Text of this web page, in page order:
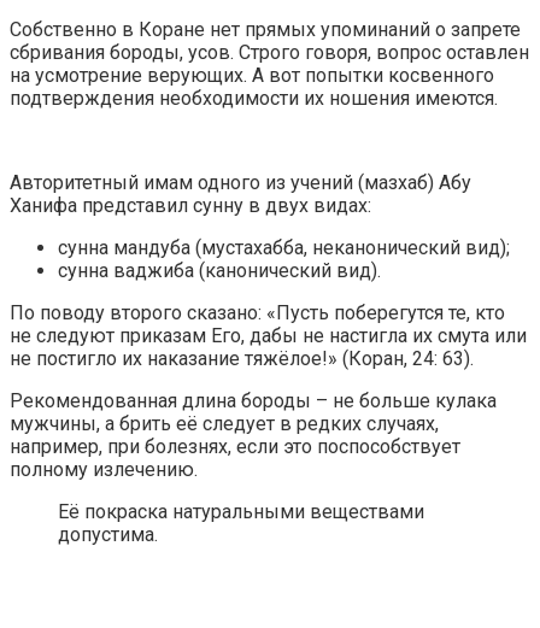
Собственно в Коране нет прямых упоминаний о запрете
сбривания бороды, усов. Строго говоря, вопрос оставлен
на усмотрение верующих. А вот попытки косвенного
подтверждения необходимости их ношения имеются.
Авторитетный имам одного из учений (мазхаб) Абу
Ханифа представил сунну в двух видах:
сунна мандуба (мустахабба, неканонический вид);
сунна ваджиба (канонический вид).
По поводу второго сказано: «Пусть поберегутся те, кто
не следуют приказам Его, дабы не настигла их смута или
не постигло их наказание тяжёлое!» (Коран, 24: 63).
Рекомендованная длина бороды – не больше кулака
мужчины, а брить её следует в редких случаях,
например, при болезнях, если это поспособствует
полному излечению.
Её покраска натуральными веществами
допустима.